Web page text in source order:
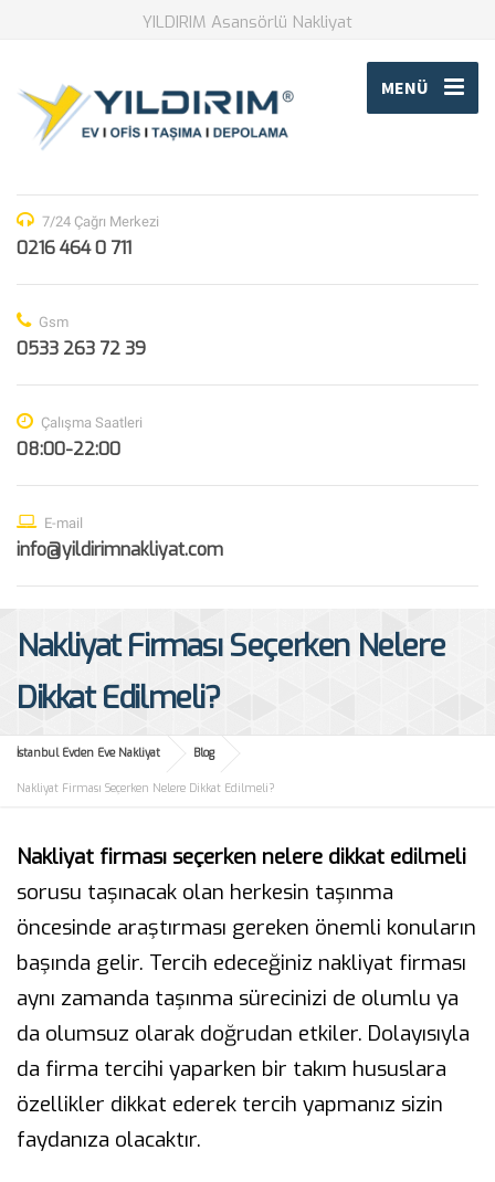
YILDIRIM Asansörlü Nakliyat
MENÜ
7/24 Çağrı Merkezi
0216 464 0 711
Gsm
0533 263 72 39
Çalışma Saatleri
08:00-22:00
E-mail
info@yildirimnakliyat.com
Nakliyat Firması Seçerken Nelere
Dikkat Edilmeli?
İstanbul Evden Eve Nakliyat Blog
Nakliyat Firması Seçerken Nelere Dikkat Edilmeli?
Nakliyat firması seçerken nelere dikkat edilmeli
sorusu taşınacak olan herkesin taşınma
öncesinde araştırması gereken önemli konuların
başında gelir. Tercih edeceğiniz nakliyat firması
aynı zamanda taşınma sürecinizi de olumlu ya
da olumsuz olarak doğrudan etkiler. Dolayısıyla
da firma tercihi yaparken bir takım hususlara
özellikler dikkat ederek tercih yapmanız sizin
faydanıza olacaktır.